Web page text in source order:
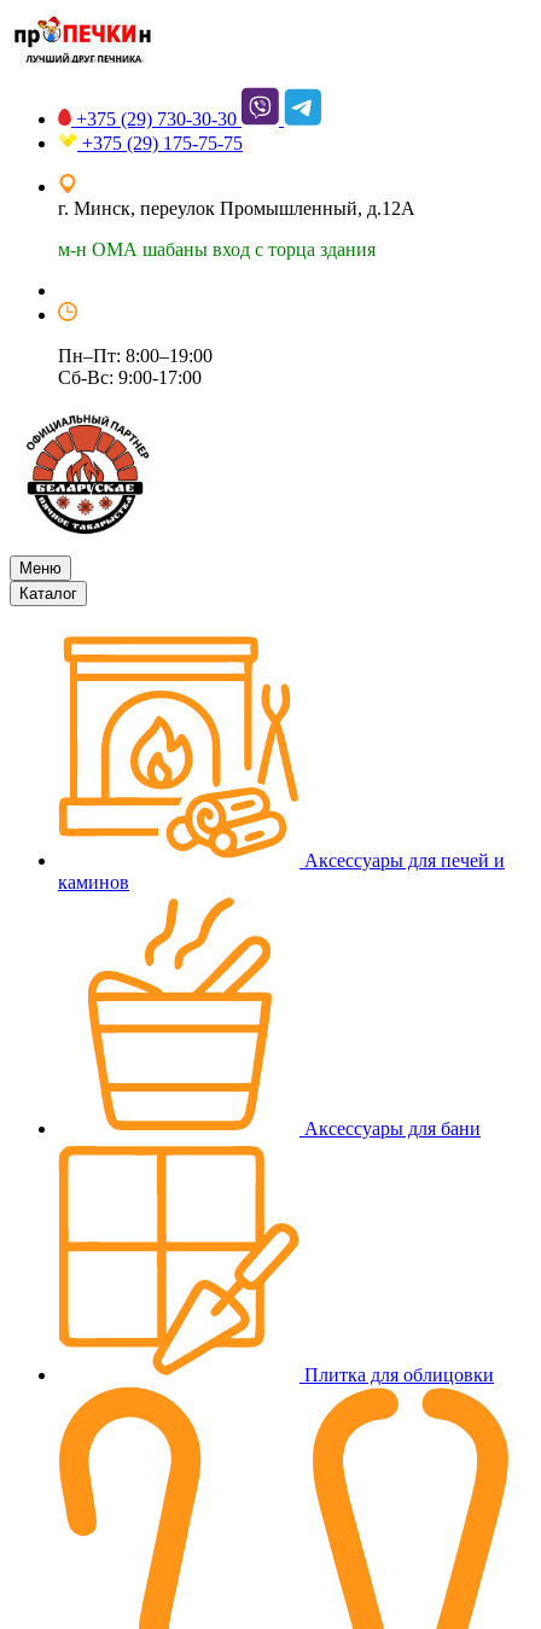
+375 (29) 730-30-30
+375 (29) 175-75-75
г. Минск, переулок Промышленный, д.12А
м-н ОМА шабаны вход с торца здания
Пн–Пт: 8:00–19:00
Сб-Вс: 9:00-17:00
Меню
Каталог
Аксессуары для печей и
каминов
Аксессуары для бани
Плитка для облицовки